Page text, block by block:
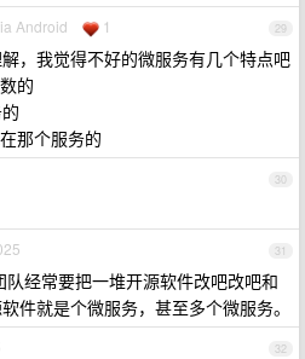
29
Android 1
，我觉得不好的微服务有几个特点吧
的
那个服务的
30
31
队经常要把一堆开源软件改吧改吧和
件就是个微服务，甚至多个微服务。
32